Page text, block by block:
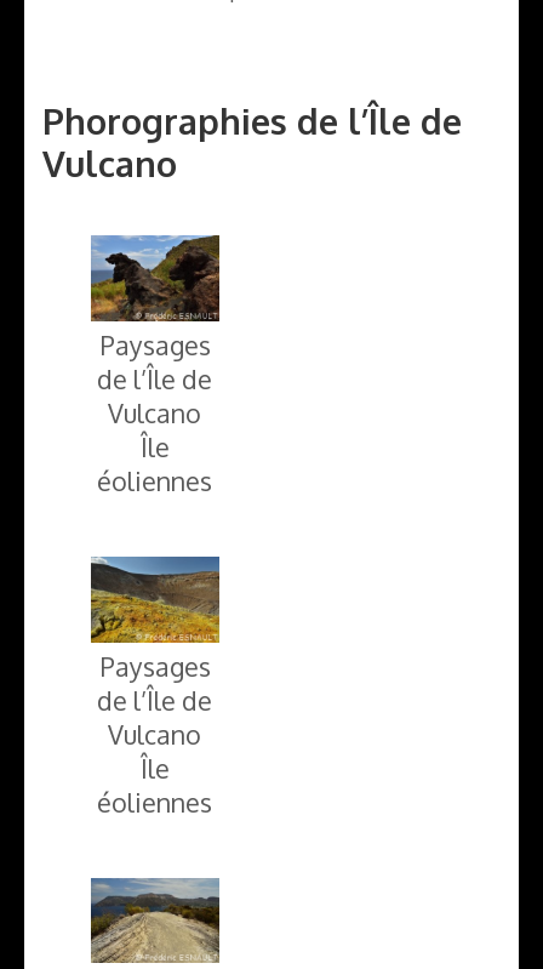
Phorographies de l’Île de
Vulcano
Paysages
de l’Île de
Vulcano
Île
éoliennes
Paysages
de l’Île de
Vulcano
Île
éoliennes